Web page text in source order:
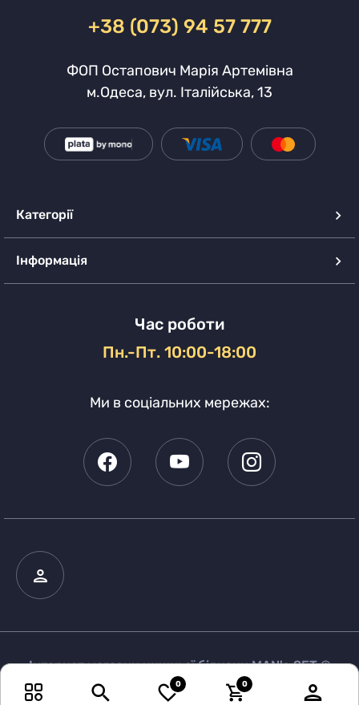
0 0
+38 (073) 94 57 777
ФОП Остапович Марія Артемівна
м.Одеса, вул. Італійська, 13
Категорії
Інформація
Час роботи
Пн.-Пт. 10:00-18:00
Ми в соціальних мережах:
Інтернет магазин нижньої білизни MAN's SET ©
2026